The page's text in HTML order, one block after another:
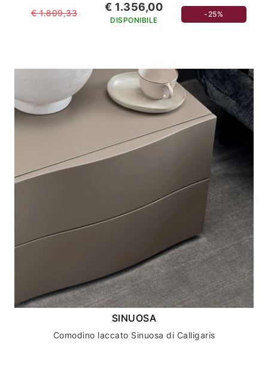
€ 1.809,33 € 1.356,00
DISPONIBILE
-25%
SINUOSA
Comodino laccato Sinuosa di Calligaris